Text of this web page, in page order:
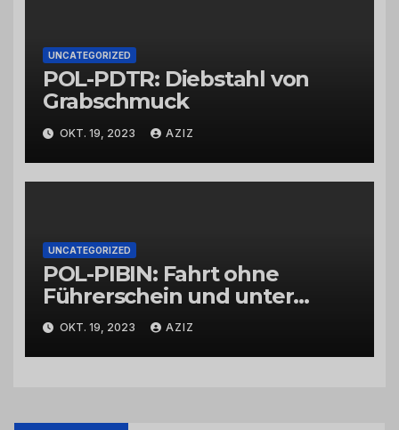
UNCATEGORIZED
POL-PDTR: Diebstahl von
Grabschmuck
OKT. 19, 2023 AZIZ
UNCATEGORIZED
POL-PIBIN: Fahrt ohne
Führerschein und unter
Einfluss von Drogen
OKT. 19, 2023 AZIZ